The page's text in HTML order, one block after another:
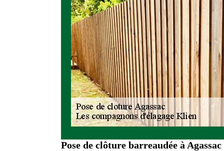
Pose de clôture barreaudée à Agassac